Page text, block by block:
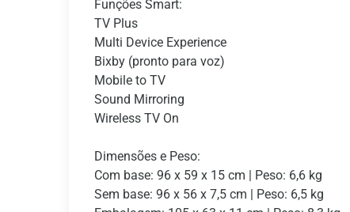
Funções Smart:
TV Plus
Multi Device Experience
Bixby (pronto para voz)
Mobile to TV
Sound Mirroring
Wireless TV On
Dimensões e Peso:
Com base: 96 x 59 x 15 cm | Peso: 6,6 kg
Sem base: 96 x 56 x 7,5 cm | Peso: 6,5 kg